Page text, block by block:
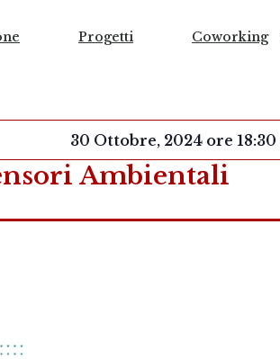
Progetti Coworking
30 Ottobre, 2024 ore 18:30
Ambientali